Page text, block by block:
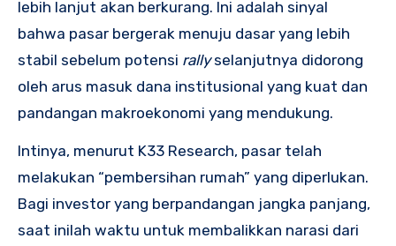
lebih lanjut akan berkurang. Ini adalah sinyal
bahwa pasar bergerak menuju dasar yang lebih
stabil sebelum potensi rallyselanjutnya didorong
oleh arus masuk dana institusional yang kuat dan
pandangan makroekonomi yang mendukung.
Intinya, menurut K33 Research, pasar telah
melakukan “pembersihan rumah” yang diperlukan.
Bagi investor yang berpandangan jangka panjang,
saat inilah waktu untuk membalikkan narasi dari